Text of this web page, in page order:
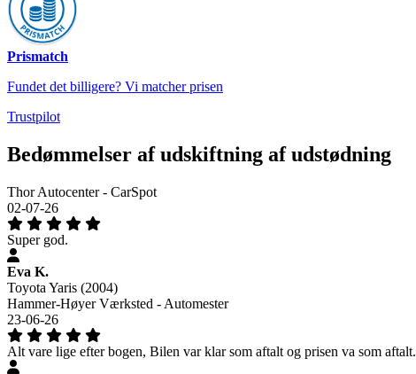
Prismatch
Fundet det billigere? Vi matcher prisen
Trustpilot
Bedømmelser af udskiftning af udstødning
Thor Autocenter - CarSpot
02-07-26
Super god.
Eva K.
Toyota Yaris (2004)
Hammer-Høyer Værksted - Automester
23-06-26
Alt vare lige efter bogen, Bilen var klar som aftalt og prisen va som aftalt.